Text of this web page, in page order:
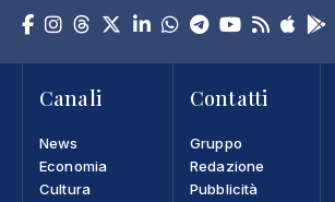
Canali
News
Economia
Cultura
Contatti
Gruppo
Redazione
Pubblicità